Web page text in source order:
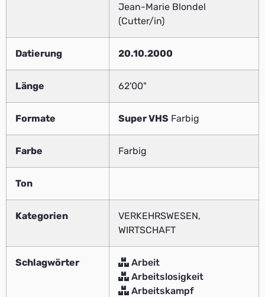
Jean-Marie Blondel
(Cutter/in)
Datierung 20.10.2000
Länge 62'00"
Formate Super VHS Farbig
Farbe Farbig
Ton
Kategorien
VERKEHRSWESEN,
WIRTSCHAFT
Schlagwörter
Arbeit
Arbeitslosigkeit
Arbeitskampf